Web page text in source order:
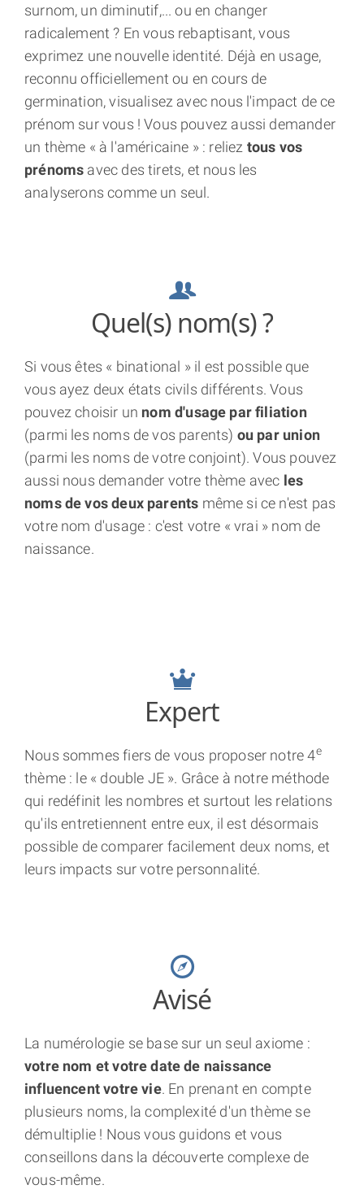
surnom, un diminutif,... ou en changer
radicalement ? En vous rebaptisant, vous
exprimez une nouvelle identité. Déjà en usage,
reconnu officiellement ou en cours de
germination, visualisez avec nous l'impact de ce
prénom sur vous ! Vous pouvez aussi demander
un thème « à l'américaine » : reliez tous vos
prénoms avec des tirets, et nous les
analyserons comme un seul.
users
Quel(s) nom(s) ?
Si vous êtes « binational » il est possible que
vous ayez deux états civils différents. Vous
pouvez choisir un nom d'usage par filiation
(parmi les noms de vos parents) ou par union
(parmi les noms de votre conjoint). Vous pouvez
aussi nous demander votre thème avec les
noms de vos deux parents même si ce n'est pas
votre nom d'usage : c'est votre « vrai » nom de
naissance.
crown
Expert
Nous sommes fiers de vous proposer notre 4e
thème : le « double JE ». Grâce à notre méthode
qui redéfinit les nombres et surtout les relations
qu'ils entretiennent entre eux, il est désormais
possible de comparer facilement deux noms, et
leurs impacts sur votre personnalité.
compass
Avisé
La numérologie se base sur un seul axiome :
votre nom et votre date de naissance
influencent votre vie. En prenant en compte
plusieurs noms, la complexité d'un thème se
démultiplie ! Nous vous guidons et vous
conseillons dans la découverte complexe de
vous-même.